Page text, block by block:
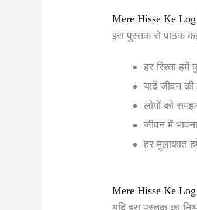
Mere Hisse Ke
इस पुस्तक से पाठक
हर रिश्ता
यादें जीवन
लोगों को
जीवन में
हर मुलाकात
Mere Hisse Ke